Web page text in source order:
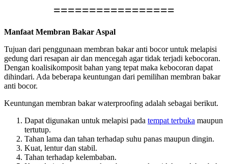
=================
Manfaat Membran Bakar Aspal
Tujuan dari penggunaan membran bakar anti bocor untuk melapisi
gedung dari resapan air dan mencegah agar tidak terjadi kebocoran.
Dengan koalisikomposit bahan yang tepat maka kebocoran dapat
dihindari. Ada beberapa keuntungan dari pemilihan membran bakar
anti bocor.
Keuntungan membran bakar waterproofing adalah sebagai berikut.
Dapat digunakan untuk melapisi pada tempat terbuka maupun
tertutup.
Tahan lama dan tahan terhadap suhu panas maupun dingin.
Kuat, lentur dan stabil.
Tahan terhadap kelembaban.